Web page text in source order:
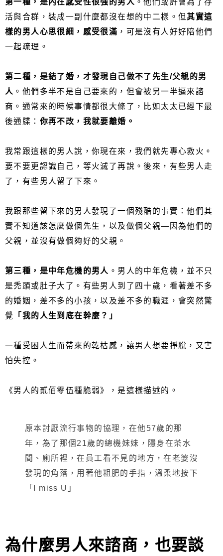
活與合群，裝成一副什麼都沒在想的中二樣。但其實這
樣的男人心思很細，感受很滿 ，可是沒有人好好陪他們
一起疏理。
第二種，是結了婚，才發現自己做不了先生/父親的男
人 。他們多半不是自己要來的，但會被另一半逼來諮
商。通常來的時候事情都很大條了，比如太太已經下最
後通牒： 你再不改，我就要離婚。
我常跟這樣的男人說，你現在來，我們就先專心救火。
要不要更認識自己，等火滅了再說。後來，有些男人走
了，有些男人留了下來。
我跟那些留下來的男人發現了一個殘酷的事實：他們其
實不知道該怎麼做個先生，以及做個父親—因為他們的
父親，並沒有做個夠好的父親。
第三種，是中年危機的男人 。男人的中年危機，並不只
是禿頭或肚子大了。有些男人到了四十歲，看著差不多
的婚姻，差不多的小孩，以及差不多的職涯，會突然驚
覺
「我的人生到底在幹麼？」
一種受困人生而帶來的乾枯感，讓男人想要掙脫，又害
怕失控。
《男人的貳佰零伍種脆弱》，是這樣描述的。
原本討厭流行事物的協理，在他57歲的那
年，為了那個21歲的總機妹妹，隱身在茶水
間、廁所裡，在員工看不見的地方，在老婆沒
發現的角落，用著他粗肥的手指，溫柔地按下
「I miss U」
為什麼男人來諮商，也要談